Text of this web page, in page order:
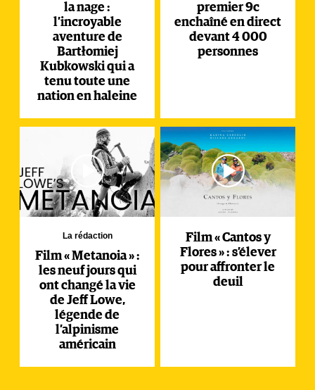
la nage :
l’incroyable
aventure de
Bartłomiej
Kubkowski qui a
tenu toute une
nation en haleine
premier 9c
enchaîné en direct
devant 4 000
personnes
La rédaction
Film « Metanoia » :
les neuf jours qui
ont changé la vie
de Jeff Lowe,
légende de
l’alpinisme
américain
Film « Cantos y
Flores » : s’élever
pour affronter le
deuil